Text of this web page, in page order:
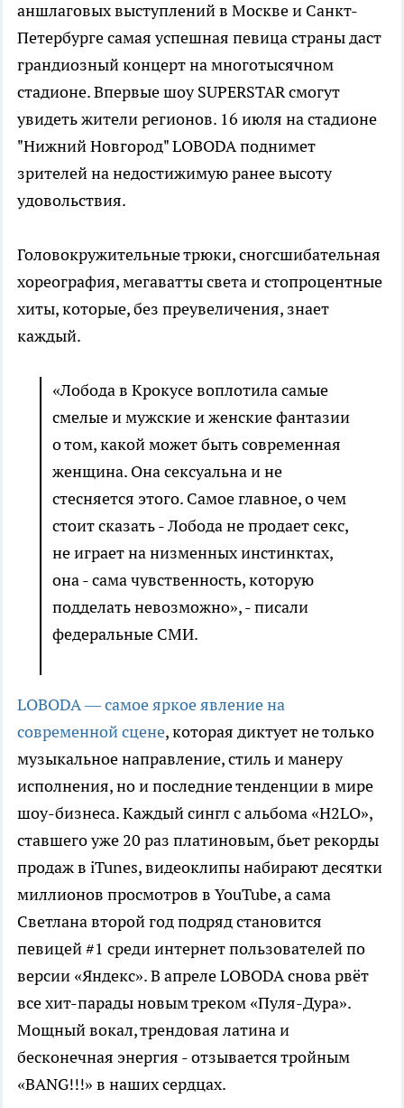
аншлаговых выступлений в Москве и Санкт-
Петербурге самая успешная певица страны даст
грандиозный концерт на многотысячном
стадионе. Впервые шоу SUPERSTAR смогут
увидеть жители регионов. 16 июля на стадионе
"Нижний Новгород" LOBODA поднимет
зрителей на недостижимую ранее высоту
удовольствия.
Головокружительные трюки, сногсшибательная
хореография, мегаватты света и стопроцентные
хиты, которые, без преувеличения, знает
каждый.
«Лобода в Крокусе воплотила самые
смелые и мужские и женские фантазии
о том, какой может быть современная
женщина. Она сексуальна и не
стесняется этого. Самое главное, о чем
стоит сказать - Лобода не продает секс,
не играет на низменных инстинктах,
она - сама чувственность, которую
подделать невозможно», - писали
федеральные СМИ.
LOBODA ― самое яркое явление на
современной сцене, которая диктует не только
музыкальное направление, стиль и манеру
исполнения, но и последние тенденции в мире
шоу-бизнеса. Каждый сингл с альбома «H2LO»,
ставшего уже 20 раз платиновым, бьет рекорды
продаж в iTunes, видеоклипы набирают десятки
миллионов просмотров в YouTube, а сама
Светлана второй год подряд становится
певицей #1 среди интернет пользователей по
версии «Яндекс». В апреле LOBODA снова рвёт
все хит-парады новым треком «Пуля-Дура».
Мощный вокал, трендовая латина и
бесконечная энергия - отзывается тройным
«BANG!!!» в наших сердцах.